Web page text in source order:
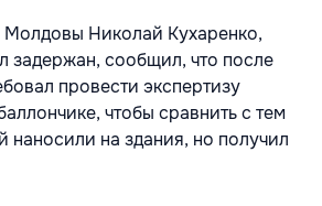
Николай Кухаренко,
задержан, сообщил, что после
провести экспертизу
чтобы сравнить с тем
наносили на здания, но получил